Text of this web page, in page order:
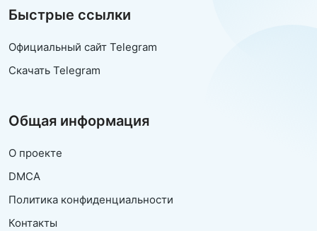
Быстрые ссылки
Официальный сайт Telegram
Скачать Telegram
Общая информация
О проекте
DMCA
Политика конфиденциальности
Контакты